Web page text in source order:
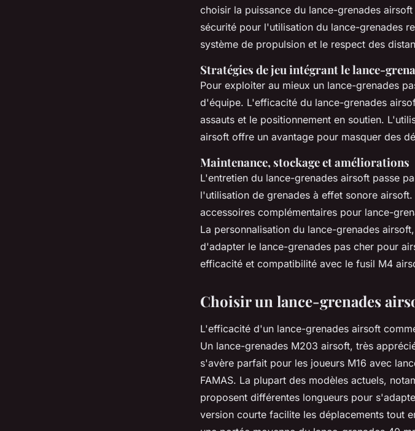
choisir la puissance du lance-grenades
sécurité pour l'utilisation du lance-grenades
système de propulsion et le respect des
Stratégies de jeu intégrant le lance-
Pour exploiter au mieux un lance-grenades
d'équipe. L'efficacité du lance-grenades
assauts et le positionnement en soutien.
airsoft offre un avantage pour masquer des
Maintenance, stockage et améliorations
L'entretien du lance-grenades airsoft passe
l'utilisation de grenades à effet sonore
accessoires complémentaires pour lance-
La personnalisation du lance-grenades
d'adapter le lance-grenades pas cher pour
efficacité et compatibilité avec le fusil M4
Choisir un lance-grenades
L'efficacité d'un lance-grenades airsoft
Un lance-grenades M203 airsoft, très
s'avère parfait pour les joueurs M16 avec
FAMAS. La plupart des modèles actuels,
proposent différentes longueurs pour
version courte facilite les déplacements tout